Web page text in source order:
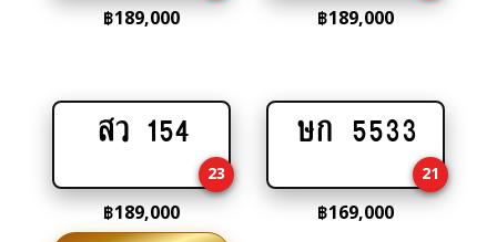
฿189,000 ฿189,000
Add
cart
สว 154
23
฿189,000
Add
cart
ษก 5533
21
฿169,000